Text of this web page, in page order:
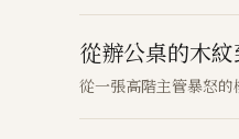
從辦公桌的木
從一張高階主管暴怒